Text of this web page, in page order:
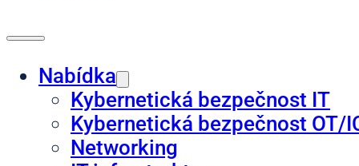
Nabídka
Kybernetická bezpečnost IT
Kybernetická bezpečnost OT/
Networking